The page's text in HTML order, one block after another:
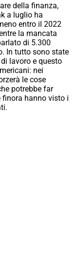
della finanza,
a luglio ha
entro il 2022
la mancata
di 5.300
In tutto sono state
lavoro e questo
nei
le cose
potrebbe far
hanno visto i